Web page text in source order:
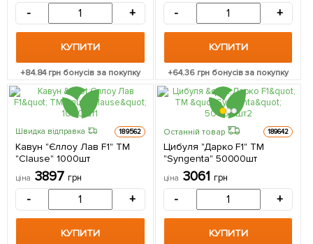
- +
КУПИТИ
+84.84грн бонусів за покупку
- +
КУПИТИ
+64.36грн бонусів за покупку
Швидка відправка 189562
Кавун "Єллоу Лав F1" ТМ
"Clause" 1000шт
ціна 3897 грн
- +
КУПИТИ
Останній товар 189642
Цибуля "Дарко F1" ТМ
"Syngenta" 50000шт
ціна 3061 грн
- +
КУПИТИ